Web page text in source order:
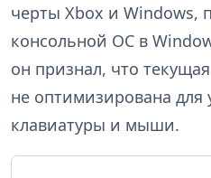
черты Xbox и Windows,
консольной ОС в
он признал, что
не оптимизирована для
клавиатуры и мыши.